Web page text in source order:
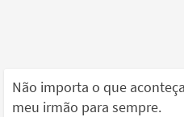
Não importa o que
meu irmão para sempre.